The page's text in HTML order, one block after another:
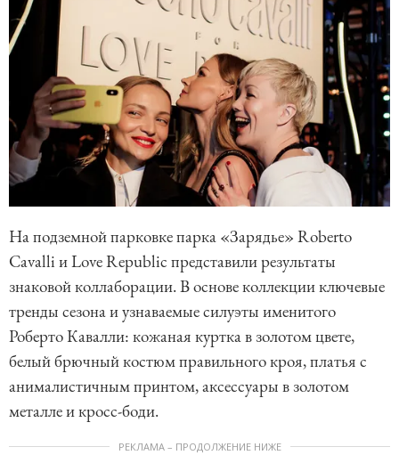
На подземной парковке парка «Зарядье» Roberto
Cavalli и Love Republic представили результаты
знаковой коллаборации. В основе коллекции ключевые
тренды сезона и узнаваемые силуэты именитого
Роберто Кавалли: кожаная куртка в золотом цвете,
белый брючный костюм правильного кроя, платья с
анималистичным принтом, аксессуары в золотом
металле и кросс-боди.
РЕКЛАМА – ПРОДОЛЖЕНИЕ НИЖЕ